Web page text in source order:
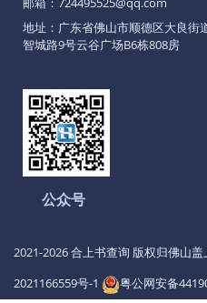
Aspark
Alpine
AURA
Aviar
AC
AEHRA
地址：广东省佛山市顺德区大良街
智城路9号云谷广场B6栋808房
公众号
2021-2026 合上书查询 版权归佛山
2021166559号-1
粤公网安备